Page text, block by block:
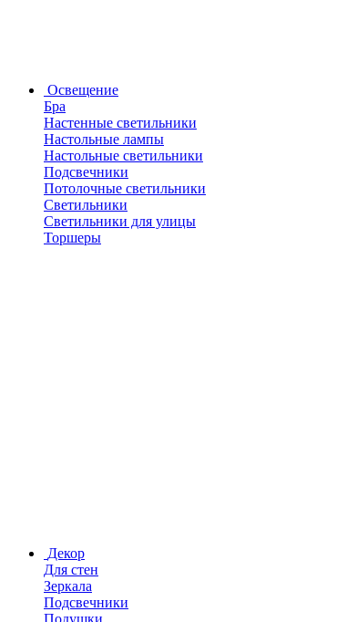
Освещение
Бра
Настенные светильники
Настольные лампы
Настольные светильники
Подсвечники
Потолочные светильники
Светильники
Светильники для улицы
Торшеры
Декор
Для стен
Зеркала
Подсвечники
Подушки